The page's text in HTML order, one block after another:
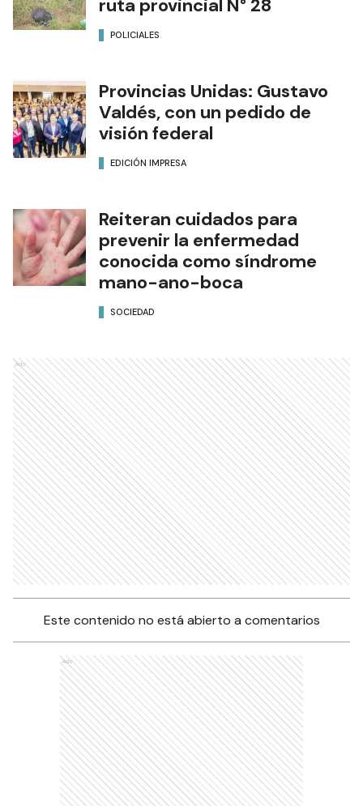
ruta provincial N° 28
POLICIALES
Provincias Unidas: Gustavo
Valdés, con un pedido de
visión federal
EDICIÓN IMPRESA
Reiteran cuidados para
prevenir la enfermedad
conocida como síndrome
mano-ano-boca
SOCIEDAD
Ads
Este contenido no está abierto a comentarios
Ads